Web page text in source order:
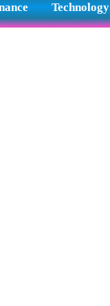
Technology